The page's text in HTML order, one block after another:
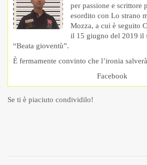
per passione e scrittore
esordito con Lo strano
Mozza, a cui è seguito
il 15 giugno del 2019 il
“Beata gioventù”.
È fermamente convinto che l’ironia
Facebook
Se ti è piaciuto condividilo!